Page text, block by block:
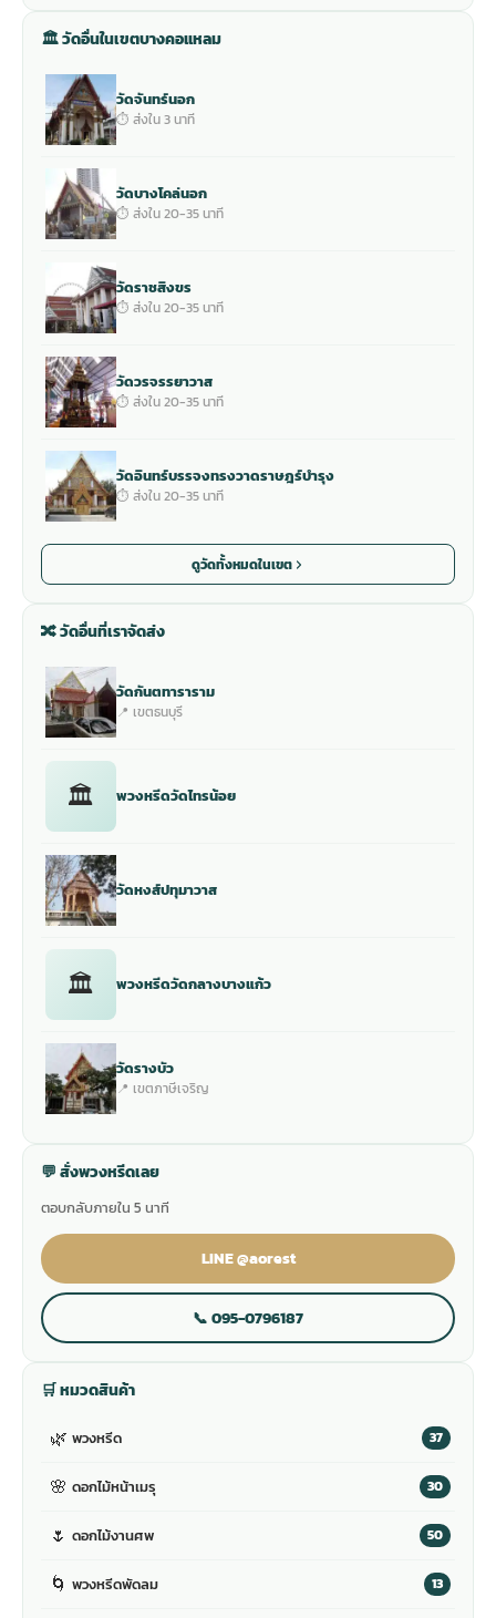
🏛 วัดอื่นในเขตบางคอแหลม
วัดจันทร์นอก
⏱ ส่งใน 3 นาที
วัดบางโคล่นอก
⏱ ส่งใน 20-35 นาที
วัดราชสิงขร
⏱ ส่งใน 20-35 นาที
วัดวรจรรยาวาส
⏱ ส่งใน 20-35 นาที
วัดอินทร์บรรจงทรงวาดราษฎร์บำรุง
⏱ ส่งใน 20-35 นาที
ดูวัดทั้งหมดในเขต
🔀 วัดอื่นที่เราจัดส่ง
วัดกันตทาราราม
📍 เขตธนบุรี
🏛 พวงหรีดวัดไทรน้อย
วัดหงส์ปทุมาวาส
🏛 พวงหรีดวัดกลางบางแก้ว
วัดรางบัว
📍 เขตภาษีเจริญ
💬 สั่งพวงหรีดเลย
ตอบกลับภายใน 5 นาที
LINE @aorest
📞 095-0796187
🛒 หมวดสินค้า
🌿 พวงหรีด 37
🌸 ดอกไม้หน้าเมรุ 30
🌷 ดอกไม้งานศพ 50
🌀 พวงหรีดพัดลม 13